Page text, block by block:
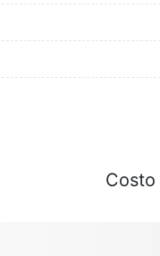
Costo